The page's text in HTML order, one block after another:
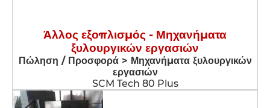
Άλλος εξοπλισμός - Μηχανήματα
ξυλουργικών εργασιών
Πώληση / Προσφορά > Μηχανήματα ξυλουργικών
εργασιών
SCM Tech 80 Plus